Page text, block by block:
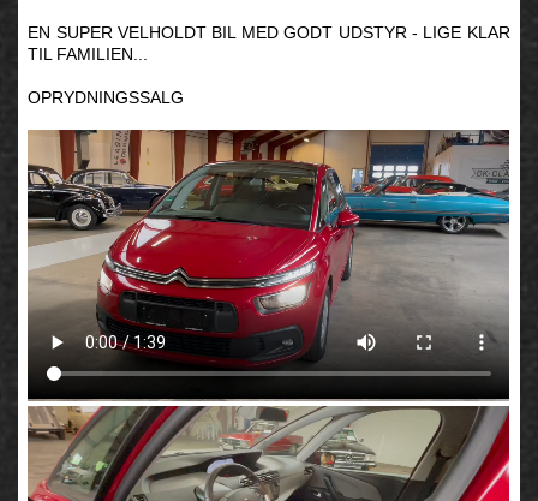
EN SUPER VELHOLDT BIL MED GODT UDSTYR - LIGE KLAR
TIL FAMILIEN...
OPRYDNINGSSALG